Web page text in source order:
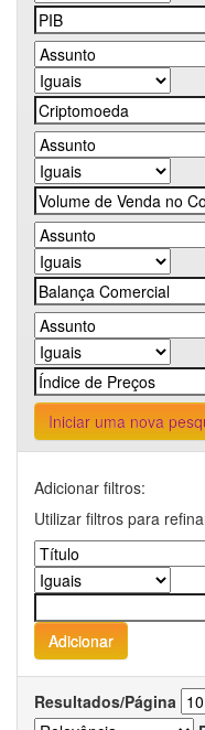
Iniciar uma nova
Adicionar filtros:
Utilizar filtros para
Resultados/Página